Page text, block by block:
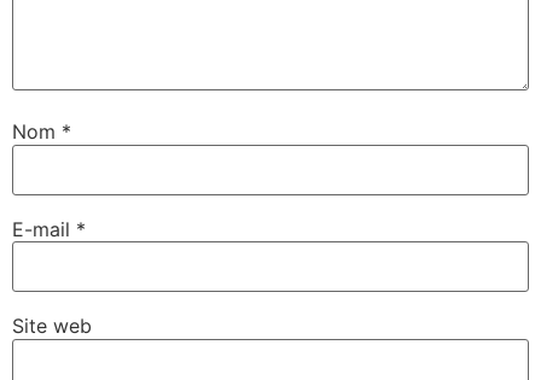
Nom *
E-mail *
Site web